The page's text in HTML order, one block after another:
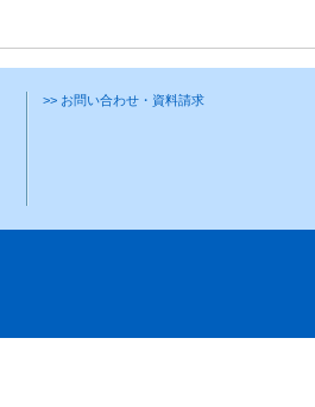
>> お問い合わせ・資料請求